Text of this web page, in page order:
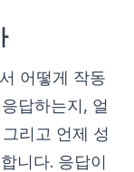
어떻게 작동
답하는지, 얼
리고 언제 성
니다. 응답이